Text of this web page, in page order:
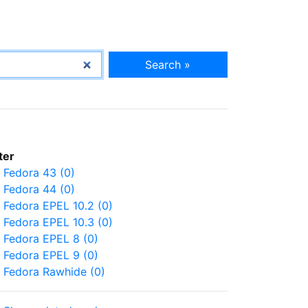
Search »
Fedora 43 (0)
Fedora 44 (0)
Fedora EPEL 10.2 (0)
Fedora EPEL 10.3 (0)
Fedora EPEL 8 (0)
Fedora EPEL 9 (0)
Fedora Rawhide (0)